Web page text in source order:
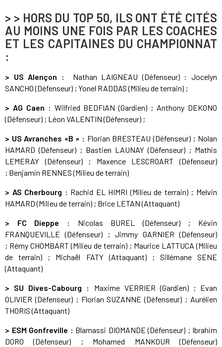
> > HORS DU TOP 50, ILS ONT ÉTÉ CITÉS
AU MOINS UNE FOIS PAR LES COACHES
ET LES CAPITAINES DU CHAMPIONNAT
:
> US Alençon :
Nathan LAIGNEAU (Défenseur) : Jocelyn
SANCHO (Défenseur) ; Yonel RADDAS (Milieu de terrain) ;
> AG Caen : Wilfried BEDFIAN (Gardien) ; Anthony DEKONO
(Défenseur) ; Léon VALENTIN (Défenseur) ;
> US Avranches «B » : Florian BRESTEAU (Défenseur) ; Nolan
HAMARD (Défenseur) ; Bastien LAUNAY (Défenseur) ; Mathis
LEMERAY (Défenseur) ; Maxence LESCROART (Défenseur)
; Benjamin RENNES (Milieu de terrain)
> AS Cherbourg : Rachid EL HIMRI (Milieu de terrain) ; Melvin
HAMARD (Milieu de terrain) ; Brice LETAN (Attaquant)
> FC Dieppe : Nicolas BUREL (Défenseur) ; Kévin
FRANQUEVILLE (Défenseur) ; Jimmy GARNIER (Défenseur)
; Rémy CHOMBART (Milieu de terrain) ; Maurice LATTUCA (Milieu
de terrain) ; Michaël FATY (Attaquant) ; Sillémane SENE
(Attaquant)
> SU Dives-Cabourg : Maxime VERRIER (Gardien) ; Evan
OLIVIER (Défenseur) ; Florian SUZANNE (Défenseur) ; Aurélien
THORIS (Attaquant)
> ESM Gonfreville : Blamassi DIOMANDE (Défenseur) ; Ibrahim
DORO (Défenseur) ; Mohamed MANKOUR (Défenseur)